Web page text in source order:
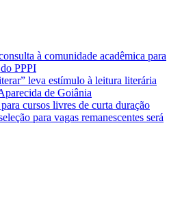
à comunidade acadêmica para
PPPI
leva estímulo à leitura literária
de Goiânia
cursos livres de curta duração
para vagas remanescentes será